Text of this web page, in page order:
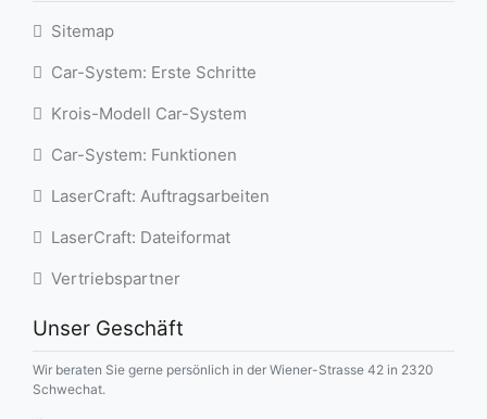
Sitemap
Car-System: Erste Schritte
Krois-Modell Car-System
Car-System: Funktionen
LaserCraft: Auftragsarbeiten
LaserCraft: Dateiformat
Vertriebspartner
Unser Geschäft
Wir beraten Sie gerne persönlich in der Wiener-Strasse 42 in 2320
Schwechat.